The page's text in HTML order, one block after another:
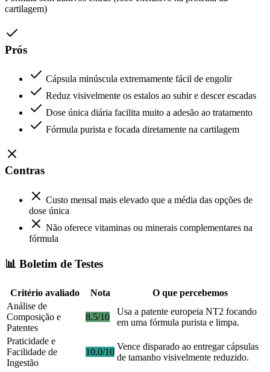
cartilagem)
Prós
Cápsula minúscula extremamente fácil de engolir
Reduz visivelmente os estalos ao subir e descer escadas
Dose única diária facilita muito a adesão ao tratamento
Fórmula purista e focada diretamente na cartilagem
Contras
Custo mensal mais elevado que a média das opções de
dose única
Não oferece vitaminas ou minerais complementares na
fórmula
📊 Boletim de Testes
Critério avaliado Nota
O que percebemos
Análise de
Composição e
Patentes
8.5/10
Usa a patente europeia NT2 focando
em uma fórmula purista e limpa.
Praticidade e
Facilidade de
Ingestão
10.0/10
Vence disparado ao entregar cápsulas
de tamanho visivelmente reduzido.